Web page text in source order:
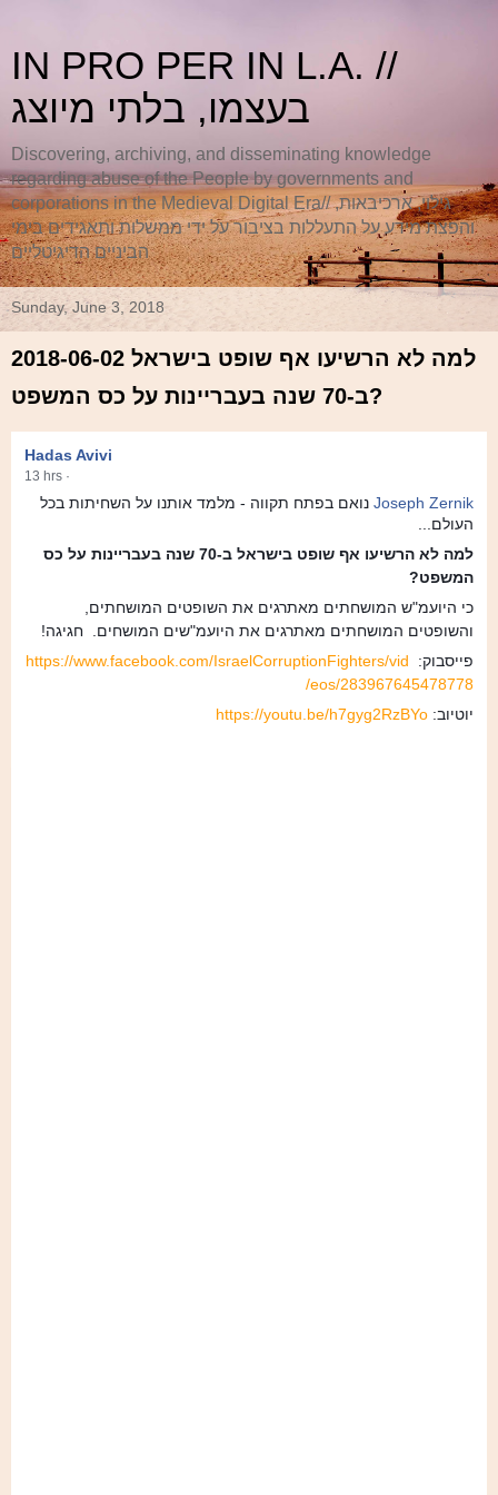
IN PRO PER IN L.A. //
בעצמו, בלתי מיוצג
Discovering, archiving, and disseminating knowledge
regarding abuse of the People by governments and
corporations in the Medieval Digital Era// גילוי, ארכיבאות,
והפצת מידע על התעללות בציבור על ידי ממשלות ותאגידים בימי
הביניים הדיגיטליים
Sunday, June 3, 2018
2018-06-02 למה לא הרשיעו אף שופט בישראל
ב-70 שנה בעבריינות על כס המשפט?
Hadas Avivi
13 hrs ·
Joseph Zernik נואם בפתח תקווה - מלמד אותנו על השחיתות בכל
העולם...
למה לא הרשיעו אף שופט בישראל ב-70 שנה בעבריינות על כס
המשפט?
כי היועמ"ש המושחתים מאתרגים את השופטים המושחתים,
והשופטים המושחתים מאתרגים את היועמ"שים המושחים. חגיגה!
פייסבוק: https://www.facebook.com/IsraelCorruptionFighters/vid
eos/283967645478778/
יוטיוב: https://youtu.be/h7gyg2RzBYo